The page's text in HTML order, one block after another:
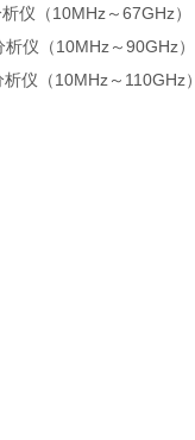
（10MHz～67GHz）
（10MHz～90GHz）
（10MHz～110GHz）